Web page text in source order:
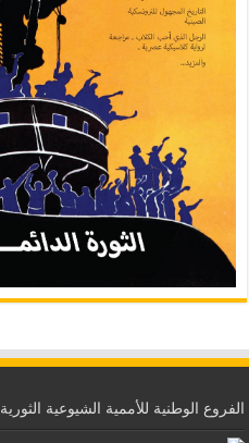
الفروع الوطنية للأممية الشيوعية الثورية